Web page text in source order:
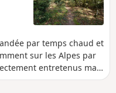
par temps chaud et
sur les Alpes par
entretenus mais
ont un quelque chose